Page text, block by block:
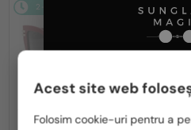
2-4 ZILE
—
Acest site web
Folosim cookie-uri pentru a